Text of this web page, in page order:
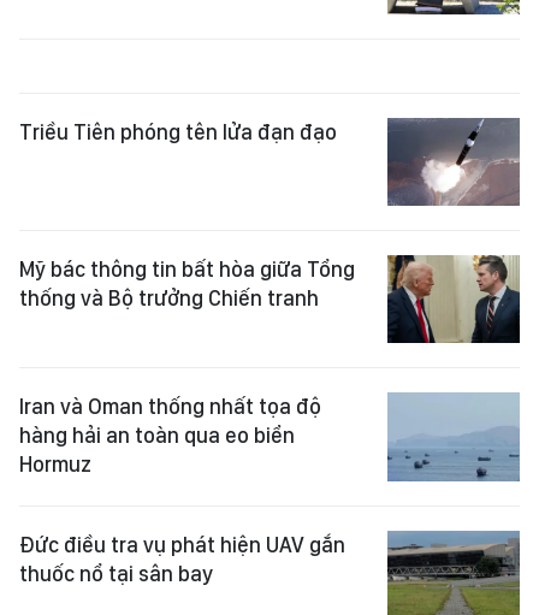
Triều Tiên phóng tên lửa đạn đạo
Mỹ bác thông tin bất hòa giữa Tổng
thống và Bộ trưởng Chiến tranh
Iran và Oman thống nhất tọa độ
hàng hải an toàn qua eo biển
Hormuz
Đức điều tra vụ phát hiện UAV gắn
thuốc nổ tại sân bay